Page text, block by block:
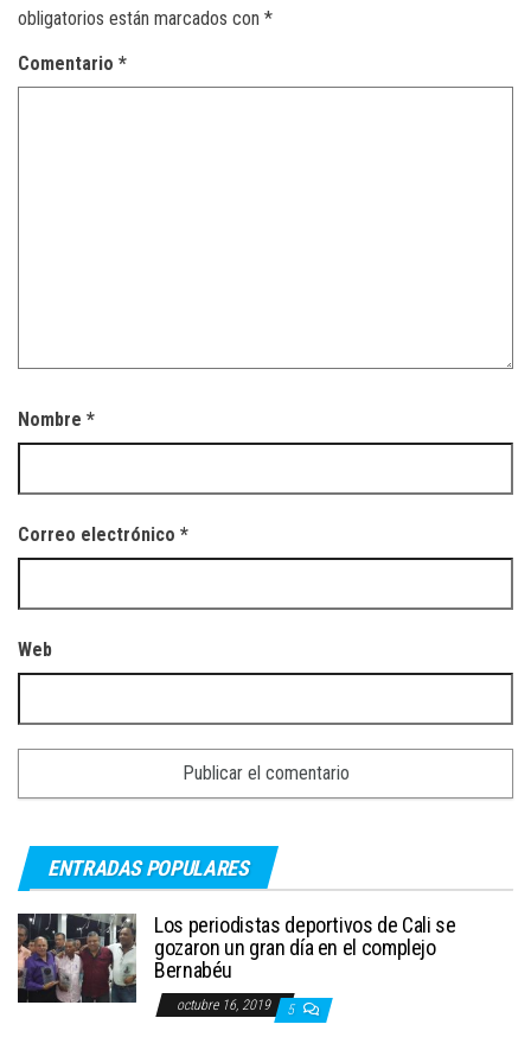
obligatorios están marcados con *
Comentario *
Nombre *
Correo electrónico *
Web
ENTRADAS POPULARES
Los periodistas deportivos de Cali se
gozaron un gran día en el complejo
Bernabéu
octubre 16, 2019 5